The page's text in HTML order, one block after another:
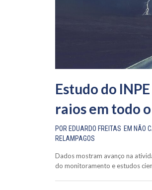
Estudo do
raios em todo
POR EDUARDO FREITAS EM NÃO
RELAMPAGOS
Dados mostram avanço na
do monitoramento e estudos